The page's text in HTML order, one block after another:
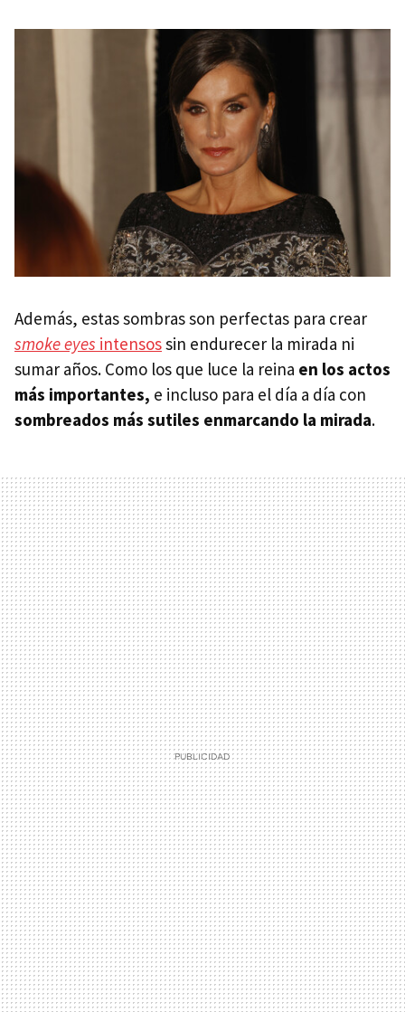
Además, estas sombras son perfectas para crear
smoke eyes intensossin endurecer la mirada ni
sumar años. Como los que luce la reina en los actos
más importantes, e incluso para el día a día con
sombreados más sutiles enmarcando la mirada.